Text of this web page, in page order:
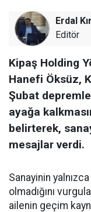
Erdal Kır
Editör
Kipaş Holding
Hanefi Öksüz,
Şubat
ayağa
belirterek,
mesajlar verdi.
Sanayinin
olmadığını
ailenin geçim